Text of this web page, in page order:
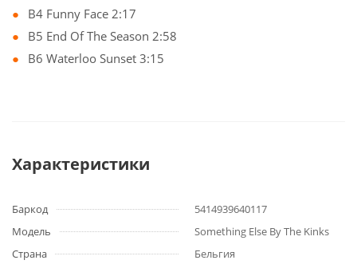
B4 Funny Face 2:17
B5 End Of The Season 2:58
B6 Waterloo Sunset 3:15
Характеристики
Баркод
5414939640117
Модель
Something Else By The Kinks
Страна
Бельгия